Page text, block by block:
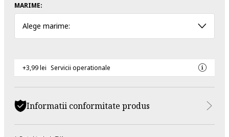
MARIME:
Alege marime:
+3,99 lei Servicii operationale
Informatii conformitate produs